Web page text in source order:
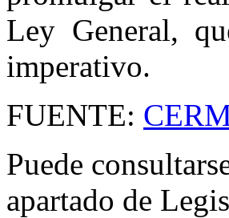
Ley General,
imperativo.
FUENTE:
Puede
apartado de